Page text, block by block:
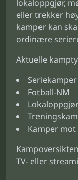
lokaloppgjør,
eller trekker
kamper kan
ordinære
Aktuelle
Fotball-NM
Kamper
TV- eller